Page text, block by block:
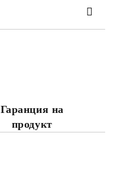
Гаранция на
продукт